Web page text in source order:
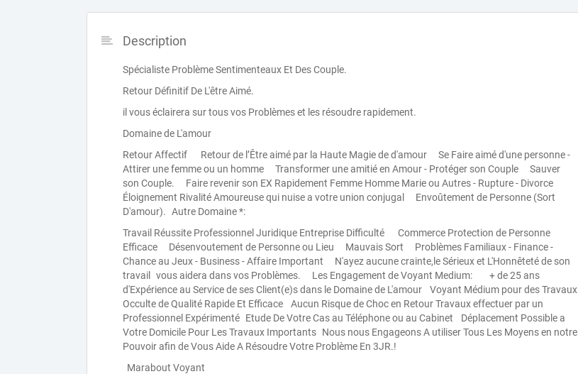
Description
Spécialiste Problème Sentimenteaux Et Des Couple.
Retour Définitif De L'être Aimé.
il vous éclairera sur tous vos Problèmes et les résoudre rapidement.
Domaine de L'amour
Retour Affectif Retour de l’Être aimé par la Haute Magie de d'amour Se Faire aimé d'une personne -
Attirer une femme ou un homme Transformer une amitié en Amour - Protéger son Couple Sauver
son Couple. Faire revenir son EX Rapidement Femme Homme Marie ou Autres - Rupture - Divorce
Éloignement Rivalité Amoureuse qui nuise a votre union conjugal Envoûtement de Personne (Sort
D'amour). Autre Domaine *:
Travail Réussite Professionnel Juridique Entreprise Difficulté Commerce Protection de Personne
Efficace Désenvoutement de Personne ou Lieu Mauvais Sort Problèmes Familiaux - Finance -
Chance au Jeux - Business - Affaire Important N'ayez aucune crainte,le Sérieux et L'Honnêteté de son
travail vous aidera dans vos Problèmes. Les Engagement de Voyant Medium: + de 25 ans
d'Expérience au Service de ses Client(e)s dans le Domaine de L'amour Voyant Médium pour des Travaux
Occulte de Qualité Rapide Et Efficace Aucun Risque de Choc en Retour Travaux effectuer par un
Professionnel Expérimenté Etude De Votre Cas au Téléphone ou au Cabinet Déplacement Possible a
Votre Domicile Pour Les Travaux Importants Nous nous Engageons A utiliser Tous Les Moyens en notre
Pouvoir afin de Vous Aide A Résoudre Votre Problème En 3JR.!
Marabout Voyant